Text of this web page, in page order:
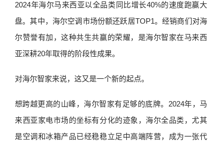
2024年海尔马来西亚以全品类同比增长40%的速度跑赢大
盘。其中，海尔空调市场份额还跃居TOP1。经销商们对海
尔赞誉有加，这种共生共赢的荣耀，是海尔智家在马来西
亚深耕20年取得的阶段性成果。
对海尔智家来说，这又是一个新的起点。
想跨越更高的山峰，海尔智家有足够的底牌。2024年，马
来西亚家电市场的坐标有分化的迹象，海尔全品类，尤其
是空调和冰箱产品已经稳稳立足中高端阵营，成为一张代